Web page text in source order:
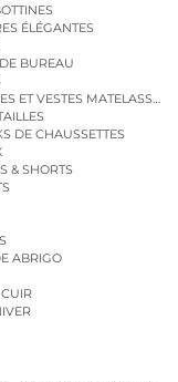
ÉLÉGANTES
BUREAU
ET VESTES MATELASSÉES
DE CHAUSSETTES
& SHORTS
ABRIGO